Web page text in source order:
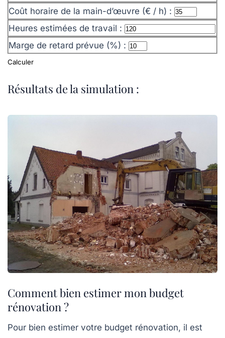
Coût horaire de la main-d’œuvre (€ / h) :
Heures estimées de travail :
Marge de retard prévue (%) :
Calculer
Résultats de la simulation :
Comment bien estimer mon budget
rénovation ?
Pour bien estimer votre budget rénovation, il est